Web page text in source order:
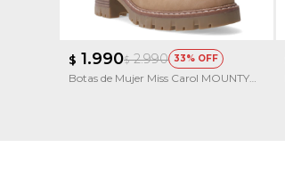
$ 1.990$ 2.990 33
Botas de Mujer Miss Carol MOUNTY